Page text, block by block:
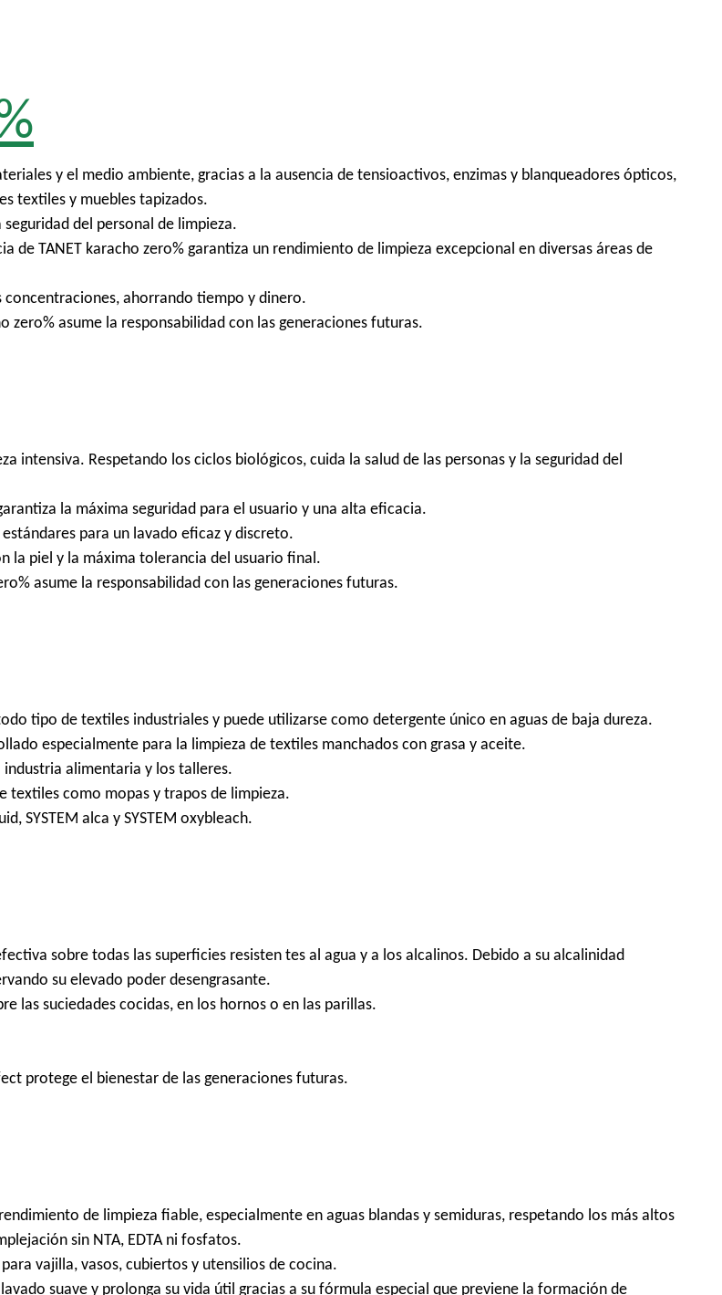
y el medio ambiente, gracias a la ausencia de tensioactivos, enzimas y blanqueadores ópticos,
textiles y muebles tapizados.
del personal de limpieza.
TANET karacho zero% garantiza un rendimiento de limpieza excepcional en diversas áreas de
concentraciones, ahorrando tiempo y dinero.
asume la responsabilidad con las generaciones futuras.
intensiva. Respetando los ciclos biológicos, cuida la salud de las personas y la seguridad del
la máxima seguridad para el usuario y una alta eficacia.
para un lavado eficaz y discreto.
la piel y la máxima tolerancia del usuario final.
asume la responsabilidad con las generaciones futuras.
tipo de textiles industriales y puede utilizarse como detergente único en aguas de baja dureza.
especialmente para la limpieza de textiles manchados con grasa y aceite.
alimentaria y los talleres.
textiles como mopas y trapos de limpieza.
SYSTEM alca y SYSTEM oxybleach.
sobre todas las superficies resisten tes al agua y a los alcalinos. Debido a su alcalinidad
su elevado poder desengrasante.
las suciedades cocidas, en los hornos o en las parillas.
protege el bienestar de las generaciones futuras.
de limpieza fiable, especialmente en aguas blandas y semiduras, respetando los más altos
sin NTA, EDTA ni fosfatos.
vajilla, vasos, cubiertos y utensilios de cocina.
suave y prolonga su vida útil gracias a su fórmula especial que previene la formación de